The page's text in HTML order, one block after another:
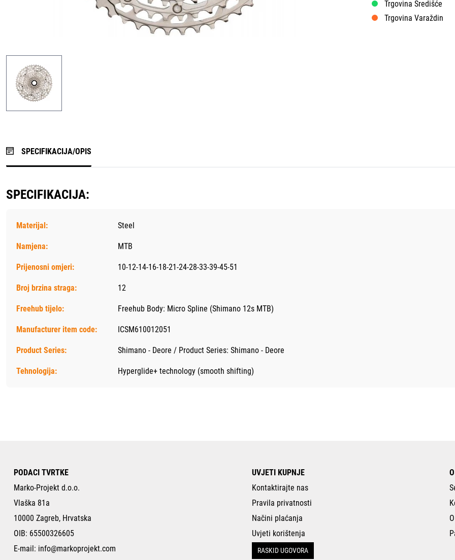
Trgovina Središće
Trgovina Varaždin
SPECIFIKACIJA/OPIS
SPECIFIKACIJA:
Materijal: Steel
Namjena: MTB
Prijenosni omjeri: 10-12-14-16-18-21-24-28-33-39-45-51
Broj brzina straga: 12
Freehub tijelo: Freehub Body: Micro Spline (Shimano 12s MTB)
Manufacturer item code: ICSM610012051
Product Series: Shimano - Deore / Product Series: Shimano - Deore
Tehnologija: Hyperglide+ technology (smooth shifting)
PODACI TVRTKE
Marko-Projekt d.o.o.
Vlaška 81a
10000 Zagreb, Hrvatska
OIB: 65500326605
E-mail: info@markoprojekt.com
UVJETI KUPNJE
Kontaktirajte nas
Pravila privatnosti
Načini plaćanja
Uvjeti korištenja
RASKID UGOVORA